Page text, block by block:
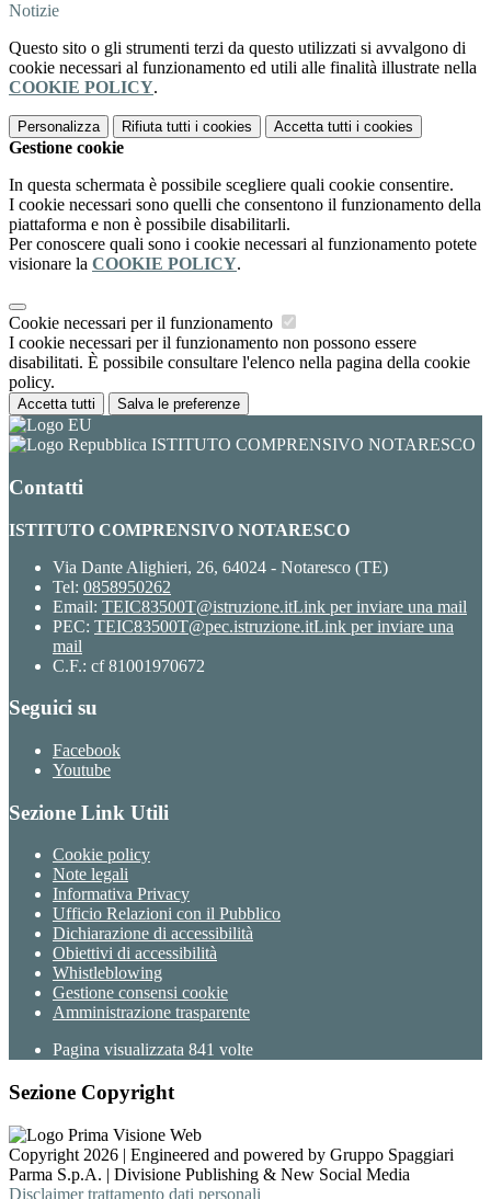
Notizie
Questo sito o gli strumenti terzi da questo utilizzati si avvalgono di
cookie necessari al funzionamento ed utili alle finalità illustrate nella
COOKIE POLICY.
Personalizza Rifiuta tutti i cookies Accetta tutti i cookies
Gestione cookie
In questa schermata è possibile scegliere quali cookie consentire.
I cookie necessari sono quelli che consentono il funzionamento della
piattaforma e non è possibile disabilitarli.
Per conoscere quali sono i cookie necessari al funzionamento potete
visionare la COOKIE POLICY.
Cookie necessari per il funzionamento
I cookie necessari per il funzionamento non possono essere
disabilitati. È possibile consultare l'elenco nella pagina della cookie
policy.
Accetta tutti Salva le preferenze
ISTITUTO COMPRENSIVO NOTARESCO
Contatti
ISTITUTO COMPRENSIVO NOTARESCO
Via Dante Alighieri, 26, 64024 - Notaresco (TE)
Tel: 0858950262
Email: TEIC83500T@istruzione.itLink per inviare una mail
PEC: TEIC83500T@pec.istruzione.itLink per inviare una
mail
C.F.: cf 81001970672
Seguici su
Facebook
Youtube
Sezione Link Utili
Cookie policy
Note legali
Informativa Privacy
Ufficio Relazioni con il Pubblico
Dichiarazione di accessibilità
Obiettivi di accessibilità
Whistleblowing
Gestione consensi cookie
Amministrazione trasparente
Pagina visualizzata 841 volte
Sezione Copyright
Copyright 2026 | Engineered and powered by Gruppo Spaggiari
Parma S.p.A. | Divisione Publishing & New Social Media
Disclaimer trattamento dati personali